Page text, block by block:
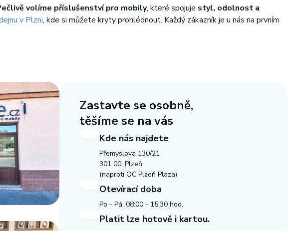
volíme příslušenství pro mobily, které spojuje styl, odolnost a
v Plzni, kde si můžete kryty prohlédnout. Každý zákazník je u nás na prvním
Zastavte se osobně,
těšíme se na vás
Kde nás najdete
Přemyslova 130/21
301 00, Plzeň
(naproti OC Plzeň Plaza)
Otevírací doba
Po - Pá: 08:00 - 15:30 hod.
Platit lze hotově i kartou.